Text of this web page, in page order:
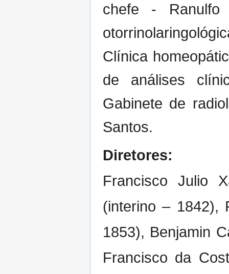
chefe - Ranulfo
Clínica
de análises
Gabinete de
Santos.
Diretores:
Francisco Julio
(interino – 1842),
1853), Benjamin
Francisco da